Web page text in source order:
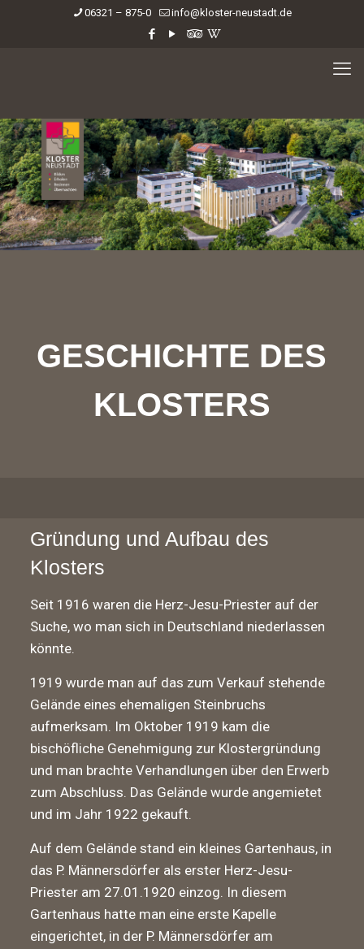
06321 – 875-0 info@kloster-neustadt.de
GESCHICHTE DES
KLOSTERS
Gründung und Aufbau des
Klosters
Seit 1916 waren die Herz-Jesu-Priester auf der
Suche, wo man sich in Deutschland niederlassen
könnte.
1919 wurde man auf das zum Verkauf stehende
Gelände eines ehemaligen Steinbruchs
aufmerksam. Im Oktober 1919 kam die
bischöfliche Genehmigung zur Klostergründung
und man brachte Verhandlungen über den Erwerb
zum Abschluss. Das Gelände wurde angemietet
und im Jahr 1922 gekauft.
Auf dem Gelände stand ein kleines Gartenhaus, in
das P. Männersdörfer als erster Herz-Jesu-
Priester am 27.01.1920 einzog. In diesem
Gartenhaus hatte man eine erste Kapelle
eingerichtet, in der P. Männersdörfer am